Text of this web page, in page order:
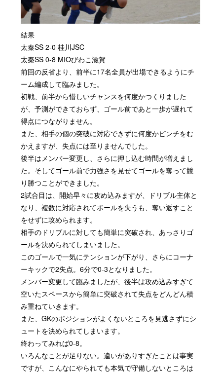
結果
太秦SS 2-0 桂川JSC
太秦SS 0-8 MIOびわこ滋賀
前回の反省より、前半に17名全員が出場できるようにチ
ーム編成して臨みました。
初戦、前半から惜しいチャンスを何度かつくりました
が、予測ができておらず、ゴール前であと一歩が遅れて
得点につながりません。
また、相手の個の突破に対応できずに何度かピンチをむ
かえますが、失点には至りませんでした。
後半はメンバー変更し、さらに押し込む時間が増えまし
た。そしてゴール前で力強さを見せてゴールを奪って競
り勝つことができました。
2試合目は、開始早々に攻め込みますが、ドリブル主体と
なり、複数に対応されてボールを失うも、奪い返すこと
をせずに攻められます。
相手のドリブルに対しても簡単に突破され、あっさりゴ
ールを決められてしまいました。
このゴールで一気にテンションが下がり、さらにコーナ
ーキックで2失点。6分で0-3となりました。
メンバー変更して臨みましたが、後半は攻め込みすぎて
空いたスペースから簡単に突破されて失点をどんどん積
み重ねていきます。
また、GKのポジションがよくないところを見逃さずにシ
ュートを決められてしまいます。
終わってみれば0-8。
いろんなことが足りない。違いがありすぎたことは事実
ですが、こんなにやられても本気で守備しないところは